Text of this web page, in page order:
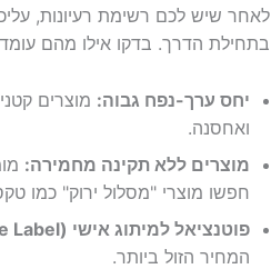
לאחר שיש לכם רשימת רעיונות,
בתחילת הדרך. בדקו אילו מהם
יחס ערך-נפח גבוה: מוצרים
ואחסנה.
מוצרים ללא תקינה מחמירה:
חפשו מוצרי "מסלול ירוק" כמו
פוטנציאל למיתוג אישי (Private Label):
המחיר הזול ביותר.